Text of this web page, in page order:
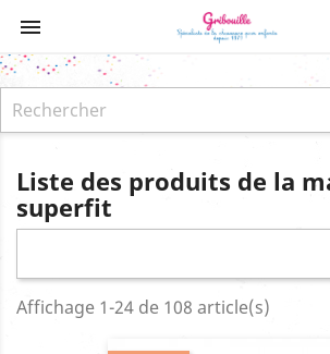

Liste des produits de la
superfit
Affichage 1-24 de 108 article(s)